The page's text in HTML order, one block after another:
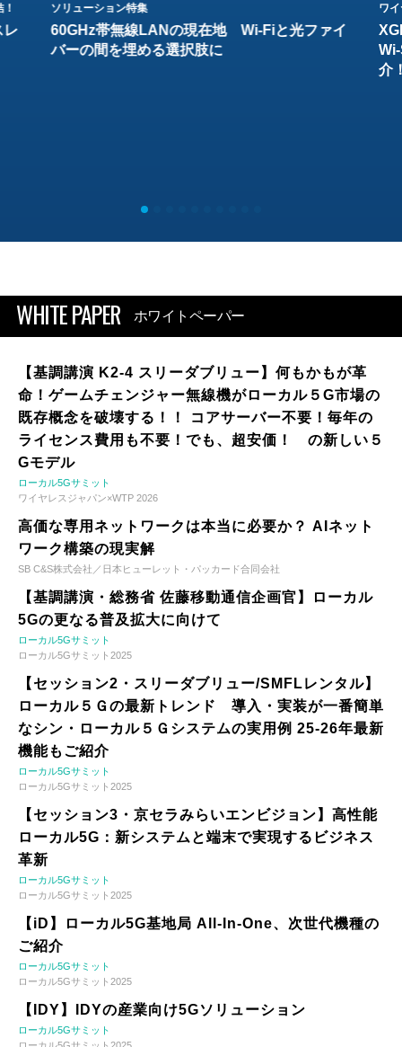
レ
ソリューション特集
60GHz帯無線LANの現在地 Wi-Fiと光ファイ
バーの間を埋める選択肢に
ワ
介
WHITE PAPER ホワイトペーパー
【基調講演 K2-4 スリーダブリュー】何もかもが革
命！ゲームチェンジャー無線機がローカル５G市場の
既存概念を破壊する！！ コアサーバー不要！毎年の
ライセンス費用も不要！でも、超安価！ の新しい５
Gモデル
ローカル5Gサミット
ワイヤレスジャパン×WTP 2026
高価な専用ネットワークは本当に必要か？ AIネット
ワーク構築の現実解
SB C&S株式会社／日本ヒューレット・パッカード合同会社
【基調講演・総務省 佐藤移動通信企画官】ローカル
5Gの更なる普及拡大に向けて
ローカル5Gサミット
ローカル5Gサミット2025
【セッション2・スリーダブリュー/SMFLレンタル】
ローカル５Ｇの最新トレンド 導入・実装が一番簡単
なシン・ローカル５Ｇシステムの実用例 25-26年最新
機能もご紹介
ローカル5Gサミット
ローカル5Gサミット2025
【セッション3・京セラみらいエンビジョン】高性能
ローカル5G：新システムと端末で実現するビジネス
革新
ローカル5Gサミット
ローカル5Gサミット2025
【iD】ローカル5G基地局 All-In-One、次世代機種の
ご紹介
ローカル5Gサミット
ローカル5Gサミット2025
【IDY】IDYの産業向け5Gソリューション
ローカル5Gサミット